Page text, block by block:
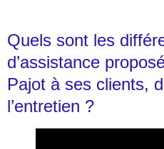
Quels sont les
d’assistance
Pajot à ses clients,
l’entretien ?